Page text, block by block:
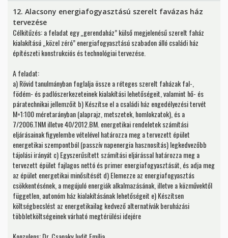
12. Alacsony energiafogyasztású szerelt favázas ház
tervezése
Célkitűzés: a feladat egy „gerendaház” külső megjelenésű szerelt faház
kialakítású „közel zéró” energiafogyasztású szabadon álló családi ház
építészeti konstrukciós és technológiai tervezése.
A feladat:
a) Rövid tanulmányban foglalja össze a réteges szerelt faházak fal-,
födém- és padlószerkezeteinek kialakítási lehetőségeit, valamint hő- és
páratechnikai jellemzőit b) Készítse el a családi ház engedélyezési tervét
M=1:100 méretarányban (alaprajz, metszetek, homlokzatok), és a
7/2006.TNM illetve 40/2012.BM. energetikai rendeletek számítási
eljárásainak figyelembe vételével határozza meg a tervezett épület
energetikai szempontból (passzív napenergia hasznosítás) legkedvezőbb
tájolási irányát c) Egyszerűsített számítási eljárással határozza meg a
tervezett épület fajlagos nettó és primer energiafogyasztását, és adja meg
az épület energetikai minősítését d) Elemezze az energiafogyasztás
csökkentésének, a megújuló energiák alkalmazásának, illetve a közművektől
független, autonóm ház kialakításának lehetőségeit e) Készítsen
költségbecslést az energetikailag kedvező alternatívák beruházási
többletköltségeinek várható megtérülési idejére